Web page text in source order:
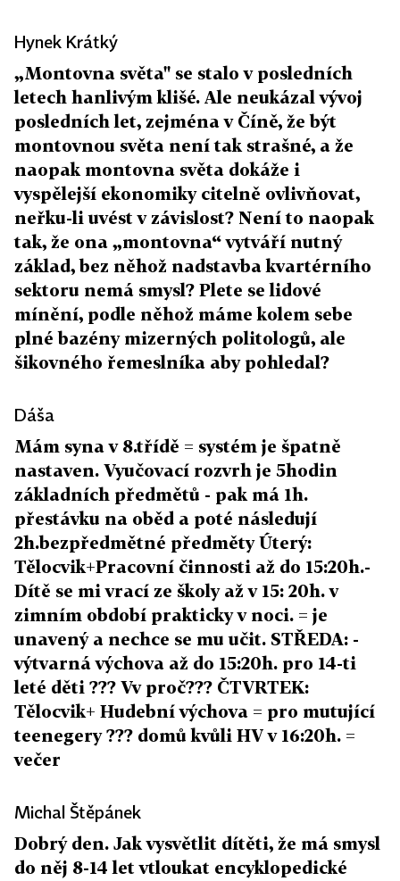
Hynek Krátký
„Montovna světa" se stalo v posledních
letech hanlivým klišé. Ale neukázal vývoj
posledních let, zejména v Číně, že být
montovnou světa není tak strašné, a že
naopak montovna světa dokáže i
vyspělejší ekonomiky citelně ovlivňovat,
neřku-li uvést v závislost? Není to naopak
tak, že ona „montovna“ vytváří nutný
základ, bez něhož nadstavba kvartérního
sektoru nemá smysl? Plete se lidové
mínění, podle něhož máme kolem sebe
plné bazény mizerných politologů, ale
šikovného řemeslníka aby pohledal?
Dáša
Mám syna v 8.třídě = systém je špatně
nastaven. Vyučovací rozvrh je 5hodin
základních předmětů - pak má 1h.
přestávku na oběd a poté následují
2h.bezpředmětné předměty Úterý:
Tělocvik+Pracovní činnosti až do 15:20h.-
Dítě se mi vrací ze školy až v 15: 20h. v
zimním období prakticky v noci. = je
unavený a nechce se mu učit. STŘEDA: -
výtvarná výchova až do 15:20h. pro 14-ti
leté děti ??? Vv proč??? ČTVRTEK:
Tělocvik+ Hudební výchova = pro mutující
teenegery ??? domů kvůli HV v 16:20h. =
večer
Michal Štěpánek
Dobrý den. Jak vysvětlit dítěti, že má smysl
do něj 8-14 let vtloukat encyklopedické